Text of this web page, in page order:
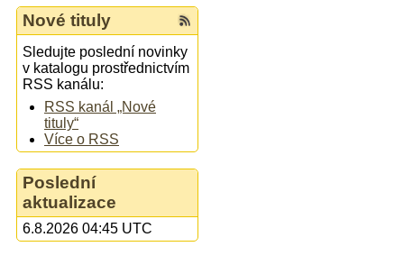
Nové tituly
Sledujte poslední novinky
v katalogu prostřednictvím
RSS kanálu:
RSS kanál „Nové
tituly“
Více o RSS
Poslední
aktualizace
6.8.2026 04:45 UTC